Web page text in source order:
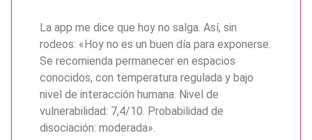
La app me dice que hoy no salga. Así, sin
rodeos: «Hoy no es un buen día para exponerse.
Se recomienda permanecer en espacios
conocidos, con temperatura regulada y bajo
nivel de interacción humana. Nivel de
vulnerabilidad: 7,4/10. Probabilidad de
disociación: moderada».